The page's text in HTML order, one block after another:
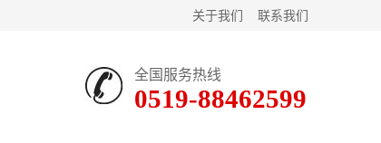
关于我们 联系我们
全国服务热线
0519-88462599